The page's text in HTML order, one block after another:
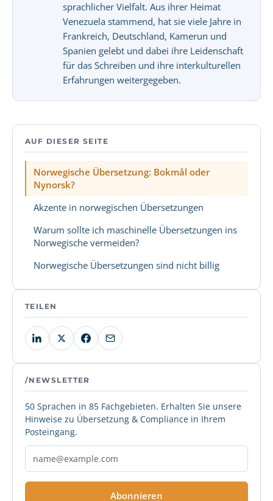
sprachlicher Vielfalt. Aus ihrer Heimat
Venezuela stammend, hat sie viele Jahre in
Frankreich, Deutschland, Kamerun und
Spanien gelebt und dabei ihre Leidenschaft
für das Schreiben und ihre interkulturellen
Erfahrungen weitergegeben.
AUF DIESER SEITE
Norwegische Übersetzung: Bokmål oder
Nynorsk?
Akzente in norwegischen Übersetzungen
Warum sollte ich maschinelle Übersetzungen ins
Norwegische vermeiden?
Norwegische Übersetzungen sind nicht billig
TEILEN
/NEWSLETTER
50 Sprachen in 85 Fachgebieten. Erhalten Sie unsere
Hinweise zu Übersetzung & Compliance in Ihrem
Posteingang.
Abonnieren